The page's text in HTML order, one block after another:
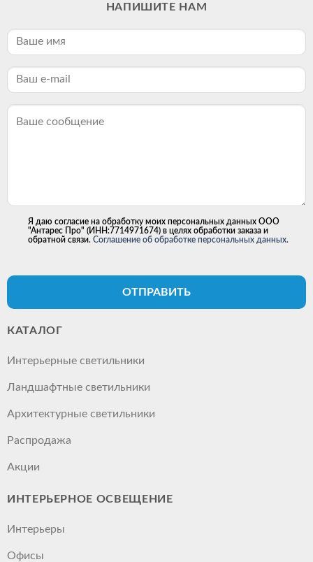
НАПИШИТЕ НАМ
Я даю согласие на обработку моих персональных данных ООО
"Антарес Про" (ИНН:7714971674) в целях обработки заказа и
обратной связи. Соглашение об обработке персональных данных.
ОТПРАВИТЬ
КАТАЛОГ
Интерьерные светильники
Ландшафтные светильники
Архитектурные светильники
Распродажа
Акции
ИНТЕРЬЕРНОЕ ОСВЕЩЕНИЕ
Интерьеры
Офисы